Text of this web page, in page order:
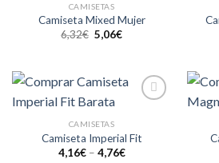
lista de
deseos
CAMISETAS
Camiseta Mixed Mujer
6,32€ 5,06€
lista de
deseos
CAMISETAS
Camiseta Imperial Fit
4,16€– 4,76€